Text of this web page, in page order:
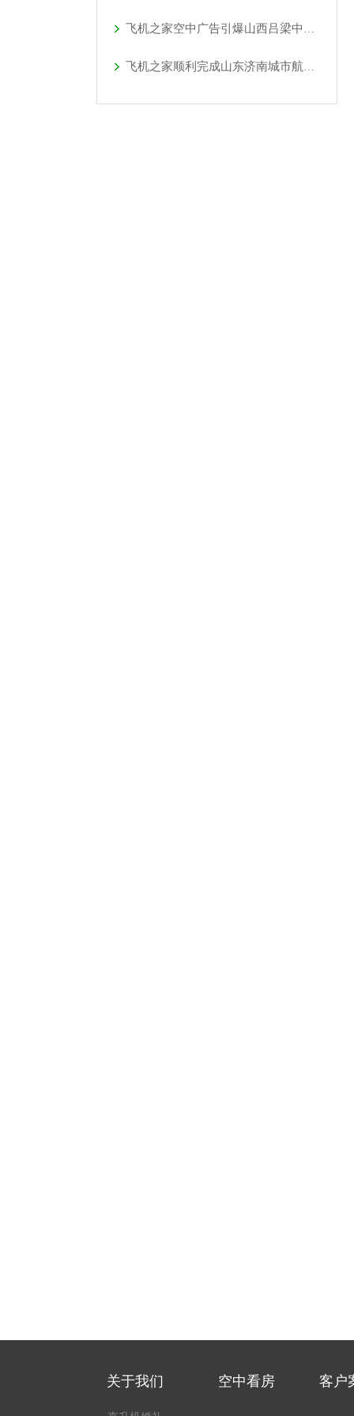
飞机之家空中广告引爆山西吕梁中阳县上空
飞机之家顺利完成山东济南城市航空测绘
关于我们 空中看房 客户